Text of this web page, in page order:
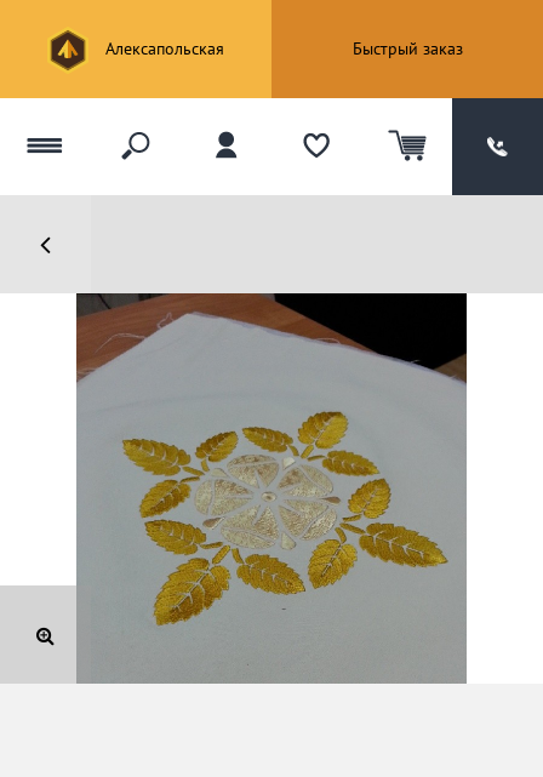
Алексапольская Быстрый заказ